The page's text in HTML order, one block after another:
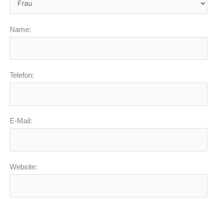
Name:
Telefon:
E-Mail:
Website: